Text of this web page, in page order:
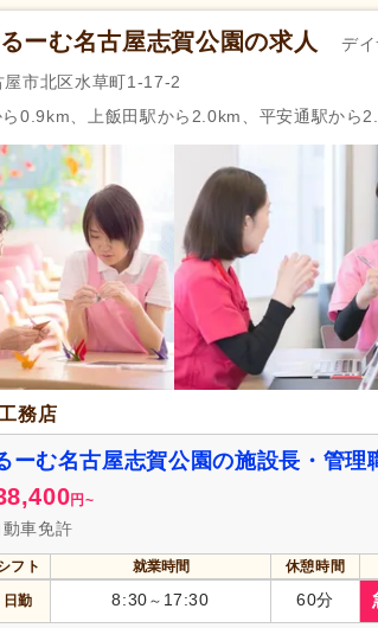
ーむ名古屋志賀公園の求人 デ
屋市北区水草町1-17-2
0.9km、上飯田駅から2.0km、平安通駅から
務店
ーむ名古屋志賀公園の施設長・管理
円~
車免許
フト 就業時間 休憩時間
日勤 8:30 ～ 17:30 60分